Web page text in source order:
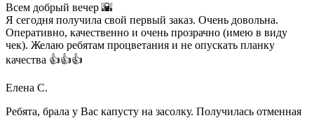
Всем добрый вечер 🌇
Я сегодня получила свой первый заказ. Очень довольна.
Оперативно, качественно и очень прозрачно (имею в виду
чек). Желаю ребятам процветания и не опускать планку
качества 👍👍👍
Елена С.
Ребята, брала у Вас капусту на засолку. Получилась отменная